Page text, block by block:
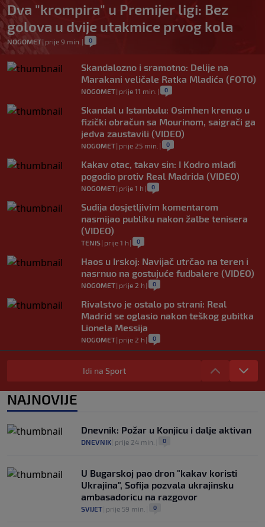
Dva "krompira" u Premijer ligi: Bez
golova u dvije utakmice prvog kola
NOGOMET| prije 9 min. | 0
Skandalozno i sramotno: Delije na
Marakani veličale Ratka Mladića (FOTO)
NOGOMET| prije 11 min. | 0
Skandal u Istanbulu: Osimhen krenuo u
fizički obračun sa Mourinom, saigrači ga
jedva zaustavili (VIDEO)
NOGOMET| prije 25 min. | 0
Kakav otac, takav sin: I Kodro mlađi
pogodio protiv Real Madrida (VIDEO)
NOGOMET| prije 1 h | 0
Sudija dosjetljivim komentarom
nasmijao publiku nakon žalbe tenisera
(VIDEO)
TENIS| prije 1 h | 0
Haos u Irskoj: Navijač utrčao na teren i
nasrnuo na gostujuće fudbalere (VIDEO)
NOGOMET| prije 2 h | 0
Rivalstvo je ostalo po strani: Real
Madrid se oglasio nakon teškog gubitka
Lionela Messija
NOGOMET| prije 2 h | 0
WNBA igračice odgovorile Kanteru
nakon provokacije: "Nećemo biti politički
0
FIFA-e je vaš novac", danas se suočava s
najvećom krizom
| prije 3 h 0
Idi na Sport
NAJNOVIJE
Dnevnik: Požar u Konjicu i dalje aktivan
DNEVNIK prije 24 min. 0
U Bugarskoj pao dron "kakav koristi
Ukrajina", Sofija pozvala ukrajinsku
ambasadoricu na razgovor
SVIJET prije 59 min. 0